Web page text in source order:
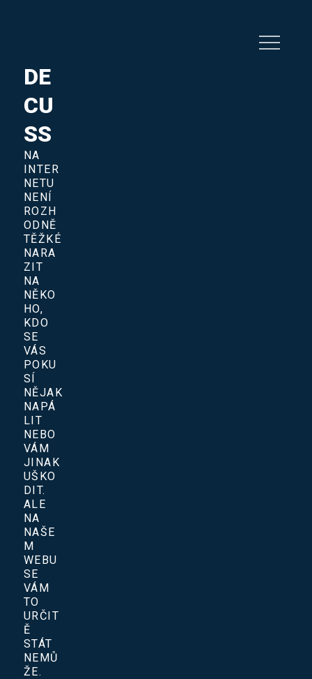
DE
CU
SS
NA
INTER
NETU
NENÍ
ROZH
ODNĚ
TĚŽKÉ
NARA
ZIT
NA
NĚKO
HO,
KDO
SE
VÁS
POKU
SÍ
NĚJAK
NAPÁ
LIT
NEBO
VÁM
JINAK
UŠKO
DIT.
ALE
NA
NAŠE
M
WEBU
SE
VÁM
TO
URČIT
Ě
STÁT
NEMŮ
ŽE.